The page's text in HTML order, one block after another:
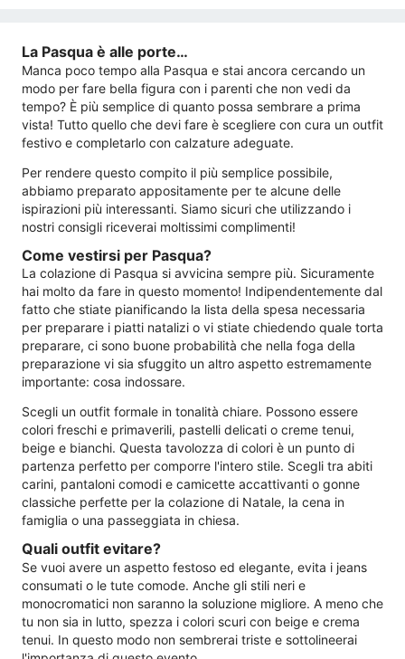
La Pasqua è alle porte…
Manca poco tempo alla Pasqua e stai ancora cercando un
modo per fare bella figura con i parenti che non vedi da
tempo? È più semplice di quanto possa sembrare a prima
vista! Tutto quello che devi fare è scegliere con cura un outfit
festivo e completarlo con calzature adeguate.
Per rendere questo compito il più semplice possibile,
abbiamo preparato appositamente per te alcune delle
ispirazioni più interessanti. Siamo sicuri che utilizzando i
nostri consigli riceverai moltissimi complimenti!
Come vestirsi per Pasqua?
La colazione di Pasqua si avvicina sempre più. Sicuramente
hai molto da fare in questo momento! Indipendentemente dal
fatto che stiate pianificando la lista della spesa necessaria
per preparare i piatti natalizi o vi stiate chiedendo quale torta
preparare, ci sono buone probabilità che nella foga della
preparazione vi sia sfuggito un altro aspetto estremamente
importante: cosa indossare.
Scegli un outfit formale in tonalità chiare. Possono essere
colori freschi e primaverili, pastelli delicati o creme tenui,
beige e bianchi. Questa tavolozza di colori è un punto di
partenza perfetto per comporre l'intero stile. Scegli tra abiti
carini, pantaloni comodi e camicette accattivanti o gonne
classiche perfette per la colazione di Natale, la cena in
famiglia o una passeggiata in chiesa.
Quali outfit evitare?
Se vuoi avere un aspetto festoso ed elegante, evita i jeans
consumati o le tute comode. Anche gli stili neri e
monocromatici non saranno la soluzione migliore. A meno che
tu non sia in lutto, spezza i colori scuri con beige e crema
tenui. In questo modo non sembrerai triste e sottolineerai